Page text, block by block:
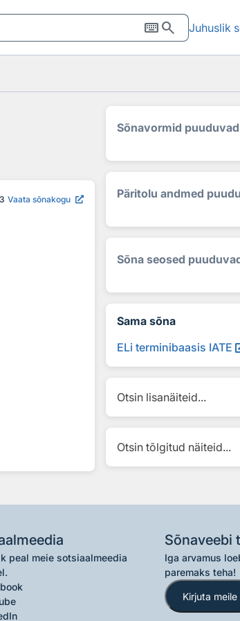
keyboardsearch Juhuslik
Vaata sõnakogu
Sõnavormid puuduvad
Päritolu andmed
Sõna seosed
Sama sõna
ELi terminibaasis IATE
Otsin lisanäiteid...
Otsin tõlgitud näiteid...
peal meie sotsiaalmeedia
Sõnaveebi
Iga arvamus
paremaks teha!
Kirjuta meile